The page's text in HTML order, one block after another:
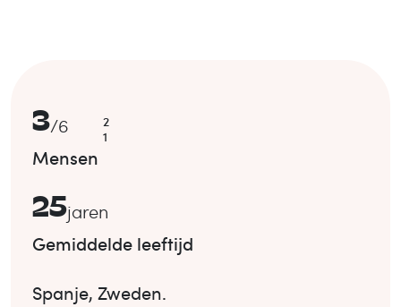
3/6
2
1
Mensen
25jaren
Gemiddelde leeftijd
Spanje, Zweden.